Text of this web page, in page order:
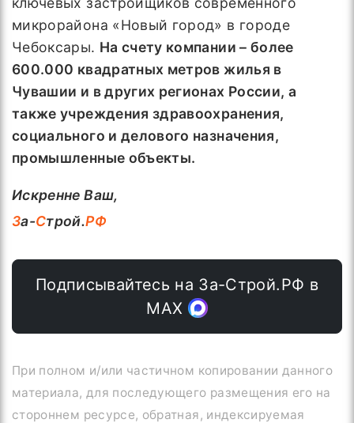
микрорайона «Новый город» в городе
Чебоксары. На счету компании – более
600.000 квадратных метров жилья в
Чувашии и в других регионах России, а
также учреждения здравоохранения,
социального и делового назначения,
промышленные объекты.
Искренне Ваш,
За-Строй.РФ
Подписывайтесь на За-Строй.РФ в
МАХ
При полном и/или частичном копировании данного
материала, для последующего размещения его на
стороннем ресурсе, обратная, индексируемая